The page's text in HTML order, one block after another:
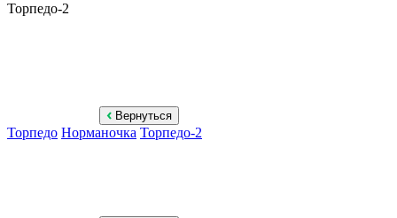
Торпедо-2
Вернуться
Торпедо Норманочка Торпедо-2